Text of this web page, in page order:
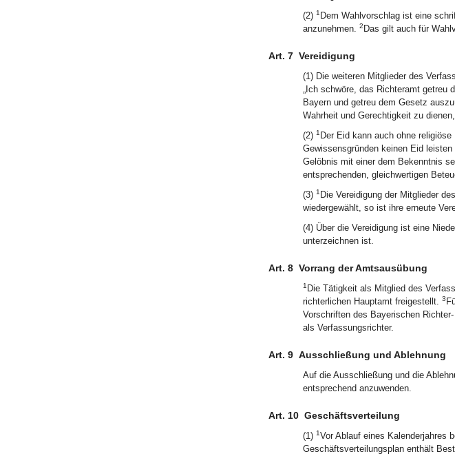
(2) 1 Dem Wahlvorschlag ist eine
anzunehmen. 2 Das gilt auch für
Art. 7 Vereidigung
(1) Die weiteren Mitglieder des
„Ich schwöre, das Richteramt getreu
Bayern und getreu dem Gesetz
Wahrheit und Gerechtigkeit zu
(2) 1 Der Eid kann auch ohne
Gewissensgründen keinen Eid leisten
Gelöbnis mit einer dem Bekenntnis
entsprechenden, gleichwertigen
(3) 1 Die Vereidigung der Mitglieder
wiedergewählt, so ist ihre erneute
(4) Über die Vereidigung ist eine
unterzeichnen ist.
Art. 8 Vorrang der Amtsausübung
1 Die Tätigkeit als Mitglied des
richterlichen Hauptamt freigestellt. 3
Vorschriften des Bayerischen
als Verfassungsrichter.
Art. 9 Ausschließung und Ablehnung
Auf die Ausschließung und die
entsprechend anzuwenden.
Art. 10 Geschäftsverteilung
(1) 1Vor Ablauf eines Kalenderjahres
Geschäftsverteilungsplan enthält